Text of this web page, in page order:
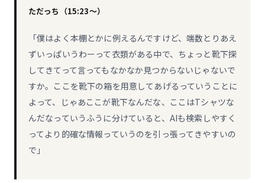
ただっち（15:23〜）
「僕はよく本棚とかに例えるんですけど、端数とりあえ
ずいっぱいうわーって衣類がある中で、ちょっと靴下探
してきてって言ってもなかなか見つからないじゃないで
すか。ここを靴下の箱を用意してあげるっていうことに
よって、じゃあここが靴下なんだな、ここはTシャツな
んだなっていうふうに分けていると、AIも検索しやすく
ってより的確な情報っていうのを引っ張ってきやすいの
で」